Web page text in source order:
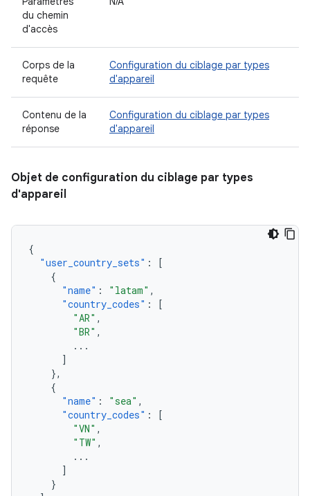
du chemin
d'accès
Corps de la
requête
Configuration du ciblage par types
d'appareil
Contenu de la
réponse
Configuration du ciblage par types
d'appareil
Objet de configuration du ciblage par types
d'appareil
{
"user_country_sets" :
[
{
"name" : "latam" ,
"country_codes" :
[
"AR" ,
"BR" ,
...
]
},
{
"name" : "sea" ,
"country_codes" :
[
"VN" ,
"TW" ,
...
]
}